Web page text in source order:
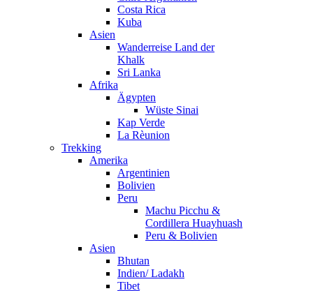
Costa Rica
Kuba
Asien
Wanderreise Land der
Khalk
Sri Lanka
Afrika
Ägypten
Wüste Sinai
Kap Verde
La Rèunion
Trekking
Amerika
Argentinien
Bolivien
Peru
Machu Picchu &
Cordillera Huayhuash
Peru & Bolivien
Asien
Bhutan
Indien/ Ladakh
Tibet